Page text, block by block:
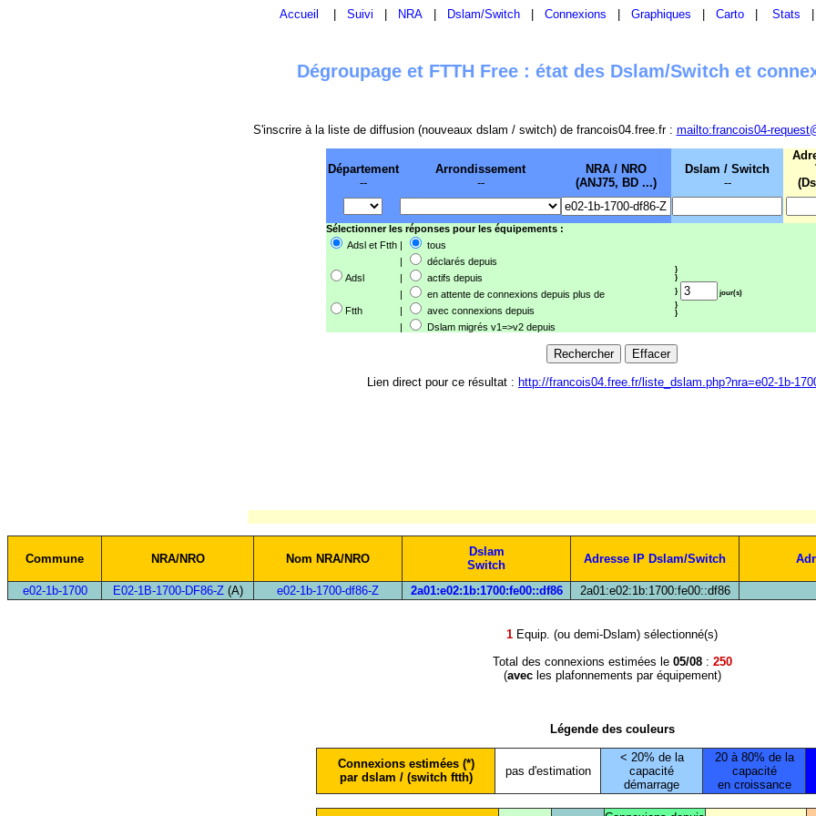
Accueil Suivi NRA Dslam/Switch Connexions Graphiques Carto Stats
Dégroupage et FTTH Free : état des Dslam/Switch et
S'inscrire à la liste de diffusion (nouveaux dslam / switch) de francois04.free.fr : mailto:francois04-
Département
--
Arrondissement
--
NRA / NRO
(ANJ75, BD ...)
Dslam / Switch
--
Sélectionner les réponses pour les équipements :
Adsl et Ftth |
tous
|
déclarés depuis
}
}
}
jour(s)
}
}
Adsl |
actifs depuis
|
en attente de connexions depuis plus de
Ftth
|
avec connexions depuis
|
Dslam migrés v1=>v2 depuis
Lien direct pour ce résultat : http://francois04.free.fr/liste_dslam.php?nra=e02-1b-
Commune NRA/NRO Nom NRA/NRO
Dslam
Switch
Adresse IP Dslam/Switch
e02-1b-1700
E02-1B-1700-DF86-Z(A) e02-1b-1700-df86-Z 2a01:e02:1b:1700:fe00::df86 2a01:e02:1b:1700:fe00::df86
1 Equip. (ou demi-Dslam) sélectionné(s)
Total des connexions estimées le 05/08: 250
(avecles plafonnements par équipement)
Légende des couleurs
Connexions estimées (*)
par dslam / (switch ftth)
pas d'estimation
< 20% de la
capacité
démarrage
20 à 80% de la
capacité
en croissance